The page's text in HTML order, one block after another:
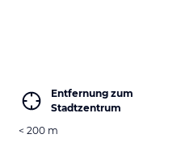
Entfernung zum
Stadtzentrum
< 200 m